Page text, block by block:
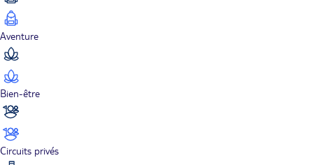
Aventure
Bien-être
Circuits privés